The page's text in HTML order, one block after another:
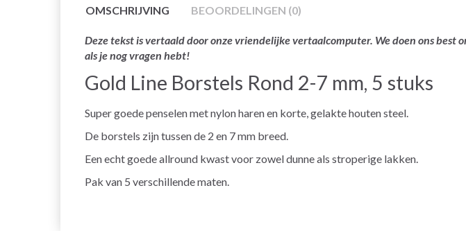
OMSCHRIJVING BEOORDELINGEN (0)
Deze tekst is vertaald door onze vriendelijke vertaalcomputer. We doen ons best
als je nog vragen hebt!
Gold Line Borstels Rond 2-7 mm, 5 stuks
Super goede penselen met nylon haren en korte, gelakte houten steel.
De borstels zijn tussen de 2 en 7 mm breed.
Een echt goede allround kwast voor zowel dunne als stroperige lakken.
Pak van 5 verschillende maten.